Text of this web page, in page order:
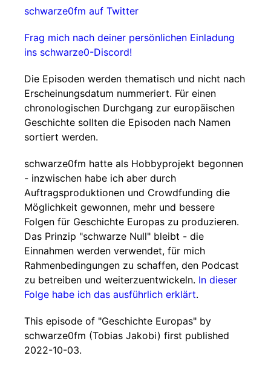
schwarze0fm auf Twitter
Frag mich nach deiner persönlichen Einladung
ins schwarze0-Discord!
Die Episoden werden thematisch und nicht nach
Erscheinungsdatum nummeriert. Für einen
chronologischen Durchgang zur europäischen
Geschichte sollten die Episoden nach Namen
sortiert werden.
schwarze0fm hatte als Hobbyprojekt begonnen
- inzwischen habe ich aber durch
Auftragsproduktionen und Crowdfunding die
Möglichkeit gewonnen, mehr und bessere
Folgen für Geschichte Europas zu produzieren.
Das Prinzip "schwarze Null" bleibt - die
Einnahmen werden verwendet, für mich
Rahmenbedingungen zu schaffen, den Podcast
zu betreiben und weiterzuentwickeln. In dieser
Folge habe ich das ausführlich erklärt.
This episode of "Geschichte Europas" by
schwarze0fm (Tobias Jakobi) first published
2022-10-03.